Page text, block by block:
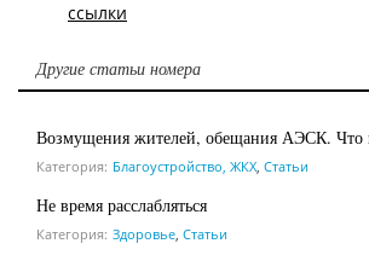
ссылки
Другие статьи номера
Возмущения жителей, обещания АЭСК. Что
Категория: Благоустройство, ЖКХ, Статьи
Не время расслабляться
Категория: Здоровье, Статьи